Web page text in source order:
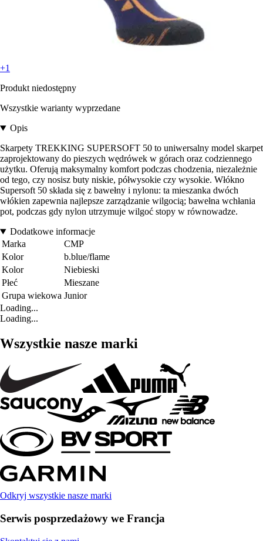
+1
Produkt niedostępny
Wszystkie warianty wyprzedane
Opis
Skarpety TREKKING SUPERSOFT 50 to uniwersalny model skarpet
zaprojektowany do pieszych wędrówek w górach oraz codziennego
użytku. Oferują maksymalny komfort podczas chodzenia, niezależnie
od tego, czy nosisz buty niskie, półwysokie czy wysokie. Włókno
Supersoft 50 składa się z bawełny i nylonu: ta mieszanka dwóch
włókien zapewnia najlepsze zarządzanie wilgocią; bawełna wchłania
pot, podczas gdy nylon utrzymuje wilgoć stopy w równowadze.
Dodatkowe informacje
Marka
CMP
Kolor
b.blue/flame
Kolor
Niebieski
Płeć
Mieszane
Grupa wiekowa Junior
Loading...
Loading...
Wszystkie nasze marki
Odkryj wszystkie nasze marki
Serwis posprzedażowy we Francja